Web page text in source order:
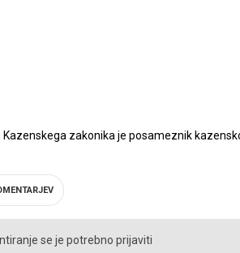
Kazenskega zakonika je posameznik